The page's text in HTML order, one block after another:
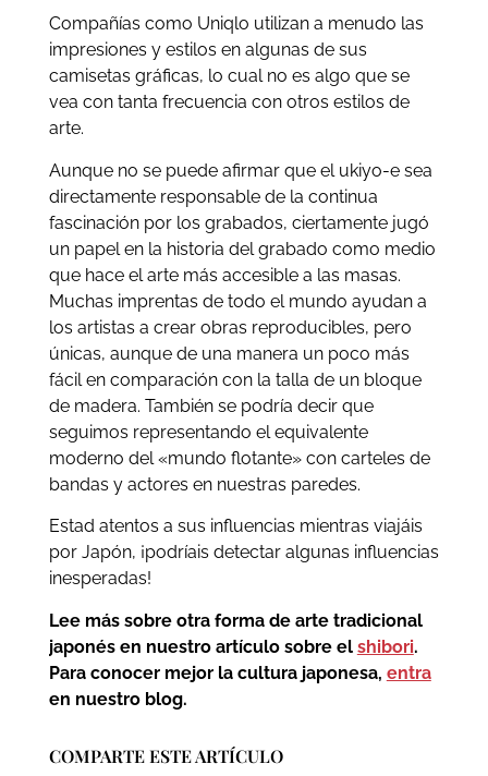
Compañías como Uniqlo utilizan a menudo las
impresiones y estilos en algunas de sus
camisetas gráficas, lo cual no es algo que se
vea con tanta frecuencia con otros estilos de
arte.
Aunque no se puede afirmar que el ukiyo-e sea
directamente responsable de la continua
fascinación por los grabados, ciertamente jugó
un papel en la historia del grabado como medio
que hace el arte más accesible a las masas.
Muchas imprentas de todo el mundo ayudan a
los artistas a crear obras reproducibles, pero
únicas, aunque de una manera un poco más
fácil en comparación con la talla de un bloque
de madera. También se podría decir que
seguimos representando el equivalente
moderno del «mundo flotante» con carteles de
bandas y actores en nuestras paredes.
Estad atentos a sus influencias mientras viajáis
por Japón, ¡podríais detectar algunas influencias
inesperadas!
Lee más sobre otra forma de arte tradicional
japonés en nuestro artículo sobre el shibori.
Para conocer mejor la cultura japonesa, entra
en nuestro blog.
COMPARTE ESTE ARTÍCULO